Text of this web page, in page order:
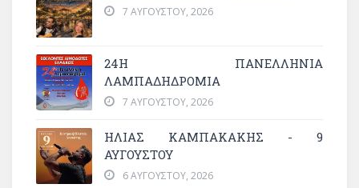
7 ΑΥΓΟΎΣΤΟΥ, 2026
24Η ΠΑΝΕΛΛΗΝΙΑ
ΛΑΜΠΑΔΗΔΡΟΜΙΑ
7 ΑΥΓΟΎΣΤΟΥ, 2026
ΗΛΙΑΣ ΚΑΜΠΑΚΑΚΗΣ - 9
ΑΥΓΟΥΣΤΟΥ
6 ΑΥΓΟΎΣΤΟΥ, 2026